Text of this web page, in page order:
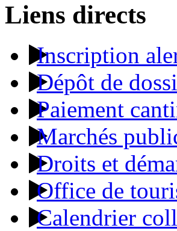
Liens directs
Inscription
Dépôt de
Paiement
Marchés
Droits et
Office de
Calendrier